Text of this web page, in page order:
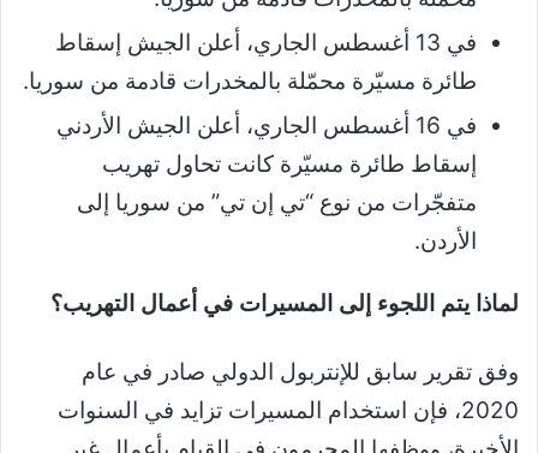
في 13 أغسطس الجاري، أعلن الجيش إسقاط
طائرة مسيّرة محمّلة بالمخدرات قادمة من سوريا.
في 16 أغسطس الجاري، أعلن الجيش الأردني
إسقاط طائرة مسيّرة كانت تحاول تهريب
متفجّرات من نوع “تي إن تي” من سوريا إلى
الأردن.
لماذا يتم اللجوء إلى المسيرات في أعمال التهريب؟
وفق تقرير سابق للإنتربول الدولي صادر في عام
2020، فإن استخدام المسيرات تزايد في السنوات